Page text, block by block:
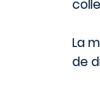
La
de